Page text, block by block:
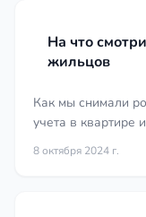
На что
жильцов
Как мы снимали
учета в квартире
8 октября 2024 г.